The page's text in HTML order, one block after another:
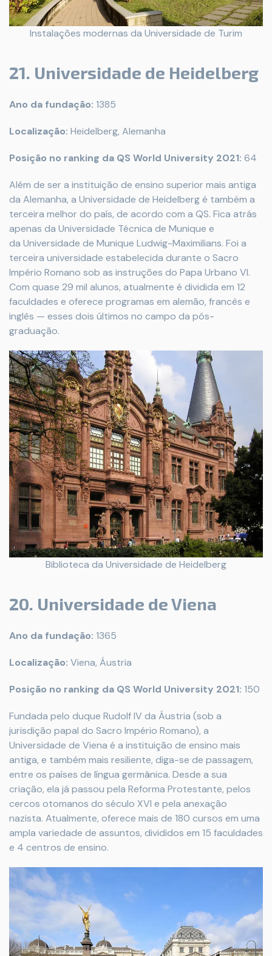
Instalações modernas da Universidade de Turim
21. Universidade de Heidelberg
Ano da fundação: 1385
Localização: Heidelberg, Alemanha
Posição no ranking da QS World University 2021: 64
Além de ser a instituição de ensino superior mais antiga
da Alemanha, a Universidade de Heidelberg é também a
terceira melhor do país, de acordo com a QS. Fica atrás
apenas da Universidade Técnica de Munique e
da Universidade de Munique Ludwig-Maximilians. Foi a
terceira universidade estabelecida durante o Sacro
Império Romano sob as instruções do Papa Urbano VI.
Com quase 29 mil alunos, atualmente é dividida em 12
faculdades e oferece programas em alemão, francês e
inglês — esses dois últimos no campo da pós-
graduação.
Biblioteca da Universidade de Heidelberg
20. Universidade de Viena
Ano da fundação: 1365
Localização: Viena, Áustria
Posição no ranking da QS World University 2021: 150
Fundada pelo duque Rudolf IV da Áustria (sob a
jurisdição papal do Sacro Império Romano), a
Universidade de Viena é a instituição de ensino mais
antiga, e também mais resiliente, diga-se de passagem,
entre os países de língua germânica. Desde a sua
criação, ela já passou pela Reforma Protestante, pelos
cercos otomanos do século XVI e pela anexação
nazista. Atualmente, oferece mais de 180 cursos em uma
ampla variedade de assuntos, divididos em 15 faculdades
e 4 centros de ensino.